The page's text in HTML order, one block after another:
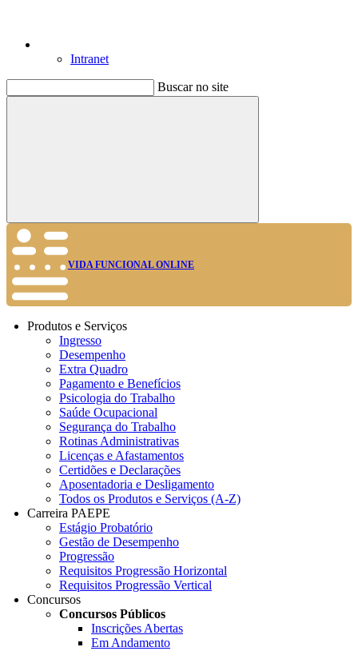
Intranet
Buscar no site
Buscar
VIDA FUNCIONAL ONLINE
Produtos e Serviços
Ingresso
Desempenho
Extra Quadro
Pagamento e Benefícios
Psicologia do Trabalho
Saúde Ocupacional
Segurança do Trabalho
Rotinas Administrativas
Licenças e Afastamentos
Certidões e Declarações
Aposentadoria e Desligamento
Todos os Produtos e Serviços (A-Z)
Carreira PAEPE
Estágio Probatório
Gestão de Desempenho
Progressão
Requisitos Progressão Horizontal
Requisitos Progressão Vertical
Concursos
Concursos Públicos
Inscrições Abertas
Em Andamento